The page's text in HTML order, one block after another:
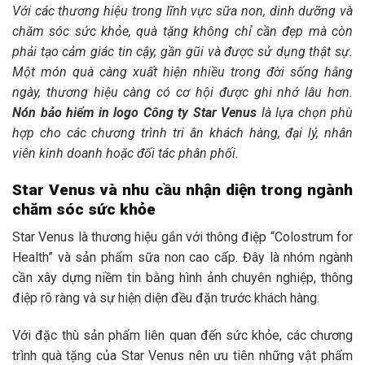
Với các thương hiệu trong lĩnh vực sữa non, dinh dưỡng và
chăm sóc sức khỏe, quà tặng không chỉ cần đẹp mà còn
phải tạo cảm giác tin cậy, gần gũi và được sử dụng thật sự.
Một món quà càng xuất hiện nhiều trong đời sống hằng
ngày, thương hiệu càng có cơ hội được ghi nhớ lâu hơn.
Nón bảo hiểm in logo Công ty Star Venus là lựa chọn phù
hợp cho các chương trình tri ân khách hàng, đại lý, nhân
viên kinh doanh hoặc đối tác phân phối.
Star Venus và nhu cầu nhận diện trong ngành
chăm sóc sức khỏe
Star Venus là thương hiệu gắn với thông điệp “Colostrum for
Health” và sản phẩm sữa non cao cấp. Đây là nhóm ngành
cần xây dựng niềm tin bằng hình ảnh chuyên nghiệp, thông
điệp rõ ràng và sự hiện diện đều đặn trước khách hàng.
Với đặc thù sản phẩm liên quan đến sức khỏe, các chương
trình quà tặng của Star Venus nên ưu tiên những vật phẩm